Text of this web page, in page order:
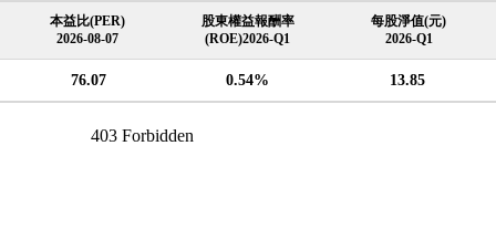
本益比(PER)
2026-08-07
股東權益報酬率
(ROE)2026-Q1
每股淨值(元)
2026-Q1
76.07 0.54% 13.85